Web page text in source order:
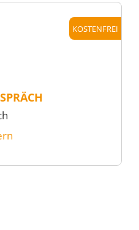
KOSTENFREI